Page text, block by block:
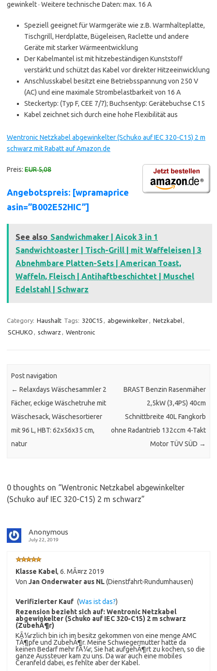
gewinkelt · Weitere technische Daten: max. 16 A
Speziell geeignet für Warmgeräte wie z.B. Warmhalteplatte,
Tischgrill, Herdplatte, Bügeleisen, Raclette und andere
Geräte mit starker Wärmeentwicklung
Der Kabelmantel ist mit hitzebeständigen Kunststoff
verstärkt und schützt das Kabel vor direkter Hitzeeinwicklung
Anschlusskabel besitzt eine Betriebsspannung von 250 V
(AC) und eine maximale Strombelastbarkeit von 16 A
Steckertyp: (Typ F, CEE 7/7); Buchsentyp: Gerätebuchse C15
Kabel zeichnet sich durch eine hohe Flexibilität aus
Wentronic Netzkabel abgewinkelter (Schuko auf IEC 320-C15) 2 m
schwarz mit Rabatt auf Amazon.de
Preis: EUR 5,08
Angebotspreis: [wpramaprice
asin=”B002E52HIC”]
See also Sandwichmaker | Aicok 3 in 1
Sandwichtoaster | Tisch-Grill | mit Waffeleisen | 3
Abnehmbare Platten-Sets | American Toast,
Waffeln, Fleisch | Antihaftbeschichtet | Muschel
Edelstahl | Schwarz
Category: Haushalt Tags: 320C15 , abgewinkelter, Netzkabel,
SCHUKO , schwarz , Wentronic
Post navigation
← Relaxdays Wäschesammler 2
Fächer, eckige Wäschetruhe mit
Wäschesack, Wäschesortierer
mit 96 L, HBT: 62x56x35 cm,
natur
BRAST Benzin Rasenmäher
2,5kW (3,4PS) 40cm
Schnittbreite 40L Fangkorb
ohne Radantrieb 132ccm 4-Takt
Motor TÜV SÜD →
0 thoughts on “Wentronic Netzkabel abgewinkelter
(Schuko auf IEC 320-C15) 2 m schwarz”
Anonymous
July 22, 2019
Klasse Kabel, 6. MÃ¤rz 2019
Von Jan Onderwater aus NL(Dienstfahrt-Rundumhausen)
Verifizierter Kauf (Was ist das?)
Rezension bezieht sich auf: Wentronic Netzkabel
abgewinkelter (Schuko auf IEC 320-C15) 2 m schwarz
(ZubehÃ¶r)
KÃ¼rzlich bin ich im besitz gekommen von eine menge AMC
TÃ¶pfe und ZubehÃ¶r. Meine Schwiegermutter hatte da
keinen Bedarf mehr fÃ¼r, Sie hat aufgehÃ¶rt zu kochen, so die
ganze Aussteuer kam zu uns. Da war auch eine mobiles
Ceranfeld dabei, es fehlte aber der Kabel.